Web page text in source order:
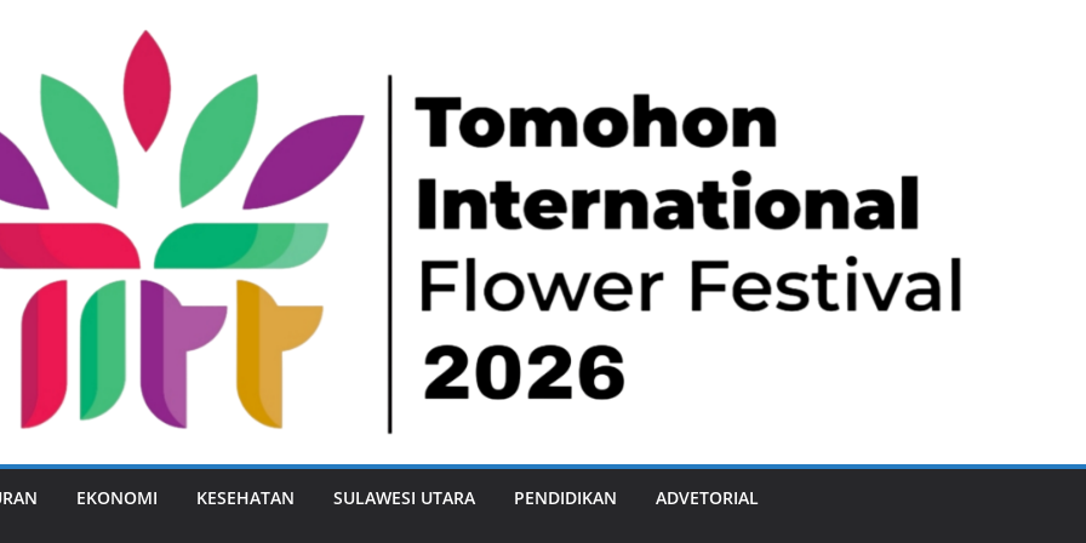
EKONOMI KESEHATAN SULAWESI UTARA PENDIDIKAN ADVETORIAL